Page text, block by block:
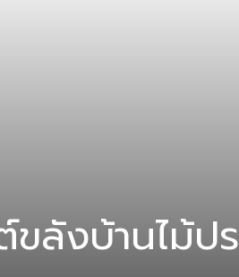
ลังบ้านไม้ป